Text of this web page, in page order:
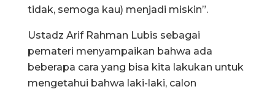
tidak, semoga kau) menjadi miskin”.
Ustadz Arif Rahman Lubis sebagai
pemateri menyampaikan bahwa ada
beberapa cara yang bisa kita lakukan untuk
mengetahui bahwa laki-laki, calon